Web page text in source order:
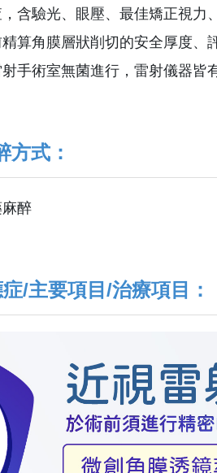
含驗光、眼壓、最佳矯正視
算角膜層狀削切的安全厚度
手術室無菌進行，雷射儀器皆
方式：
醉
/主要項目/治療項目：